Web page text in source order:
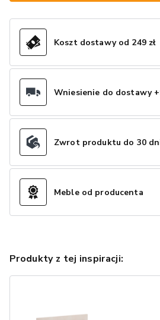
Koszt dostawy od 249 zł
Wniesienie do dostawy
Zwrot produktu do 30
Meble od producenta
Produkty z tej inspiracji: